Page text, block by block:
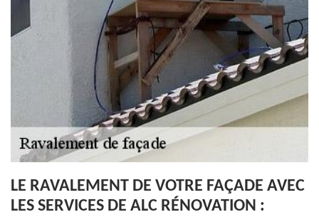
LE RAVALEMENT DE VOTRE FAÇADE AVEC
LES SERVICES DE ALC RÉNOVATION :